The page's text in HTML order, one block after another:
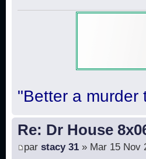
"Better a murder
Re: Dr House
par stacy 31 » Mar 15 Nov